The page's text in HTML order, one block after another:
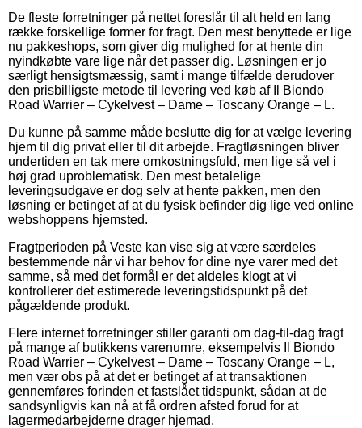
De fleste forretninger på nettet foreslår til alt held en lang
række forskellige former for fragt. Den mest benyttede er lige
nu pakkeshops, som giver dig mulighed for at hente din
nyindkøbte vare lige når det passer dig. Løsningen er jo
særligt hensigtsmæssig, samt i mange tilfælde derudover
den prisbilligste metode til levering ved køb af Il Biondo
Road Warrier – Cykelvest – Dame – Toscany Orange – L.
Du kunne på samme måde beslutte dig for at vælge levering
hjem til dig privat eller til dit arbejde. Fragtløsningen bliver
undertiden en tak mere omkostningsfuld, men lige så vel i
høj grad uproblematisk. Den mest betalelige
leveringsudgave er dog selv at hente pakken, men den
løsning er betinget af at du fysisk befinder dig lige ved online
webshoppens hjemsted.
Fragtperioden på Veste kan vise sig at være særdeles
bestemmende når vi har behov for dine nye varer med det
samme, så med det formål er det aldeles klogt at vi
kontrollerer det estimerede leveringstidspunkt på det
pågældende produkt.
Flere internet forretninger stiller garanti om dag-til-dag fragt
på mange af butikkens varenumre, eksempelvis Il Biondo
Road Warrier – Cykelvest – Dame – Toscany Orange – L,
men vær obs på at det er betinget af at transaktionen
gennemføres forinden et fastslået tidspunkt, sådan at de
sandsynligvis kan nå at få ordren afsted forud for at
lagermedarbejderne drager hjemad.